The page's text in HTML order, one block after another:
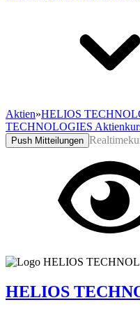
Aktien»HELIOS
TECHNOLOGIES
Push Mitteilungen
HELIOS